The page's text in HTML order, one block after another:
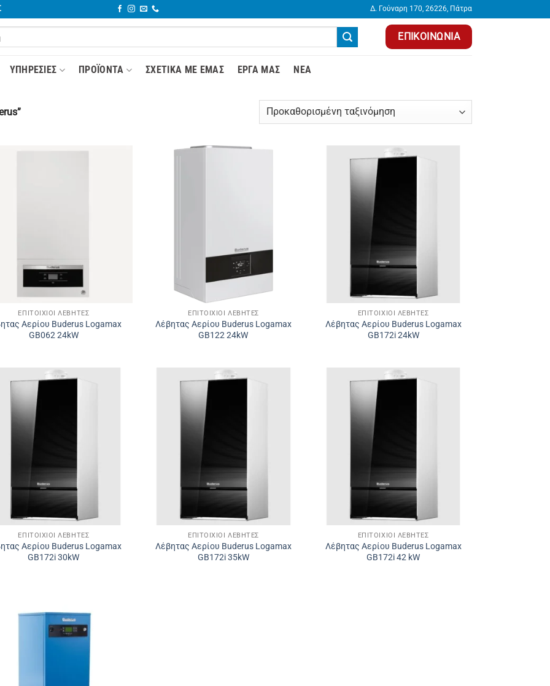
Δ. Γούναρη 170, 26226, Πάτρα
ΕΠΙΚΟΙΝΩΝΊΑ
YΠΗΡΕΣΊΕΣ ΠΡΟΪΌΝΤΑ ΣΧΕΤΙΚΆ ΜΕ ΕΜΆΣ ΈΡΓΑ ΜΑΣ ΝΈΑ
ΕΠΙΤΟΊΧΙΟΙ ΛΈΒΗΤΕΣ
Αερίου Buderus Logamax
GB062 24kW
ΕΠΙΤΟΊΧΙΟΙ ΛΈΒΗΤΕΣ
Λέβητας Αερίου Buderus Logamax
GB122 24kW
ΕΠΙΤΟΊΧΙΟΙ ΛΈΒΗΤΕΣ
Λέβητας Αερίου Buderus Logamax
GB172i 24kW
ΕΠΙΤΟΊΧΙΟΙ ΛΈΒΗΤΕΣ
Αερίου Buderus Logamax
GB172i 30kW
ΕΠΙΤΟΊΧΙΟΙ ΛΈΒΗΤΕΣ
Λέβητας Αερίου Buderus Logamax
GB172i 35kW
ΕΠΙΤΟΊΧΙΟΙ ΛΈΒΗΤΕΣ
Λέβητας Αερίου Buderus Logamax
GB172i 42 kW